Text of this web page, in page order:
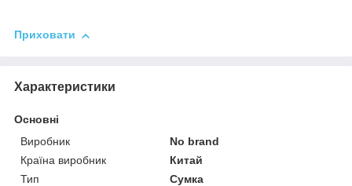
Приховати
Характеристики
Основні
Виробник
No brand
Країна виробник
Китай
Тип
Сумка